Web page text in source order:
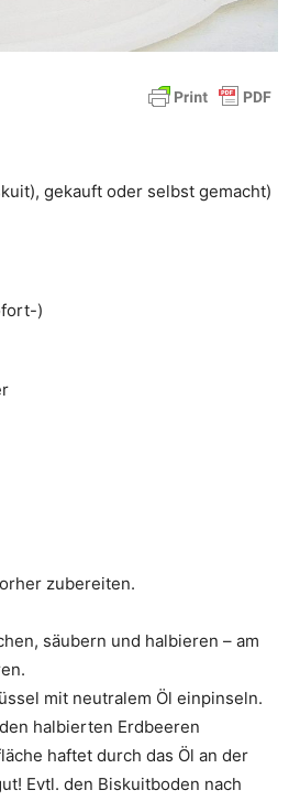
gekauft oder selbst gemacht)
)
zubereiten.
säubern und halbieren – am
mit neutralem Öl einpinseln.
halbierten Erdbeeren
haftet durch das Öl an der
Evtl. den Biskuitboden nach